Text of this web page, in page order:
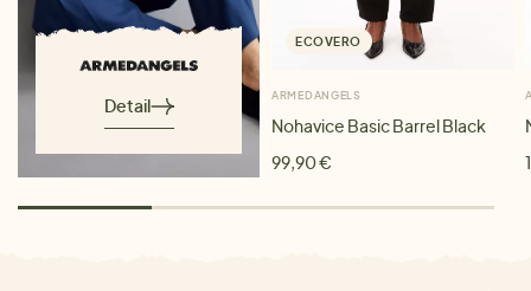
Detail
ECOVERO
ARMEDANGELS
Nohavice Basic Barrel Black
99,90 €